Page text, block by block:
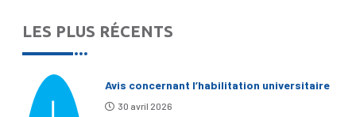
LES PLUS RÉCENTS
Avis concernant l’habilitation universitaire
30 avril 2026